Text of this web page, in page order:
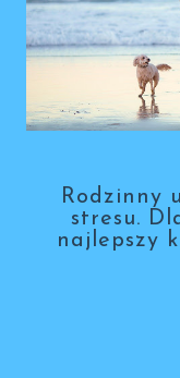
Rodzinny
stresu.
najlepszy